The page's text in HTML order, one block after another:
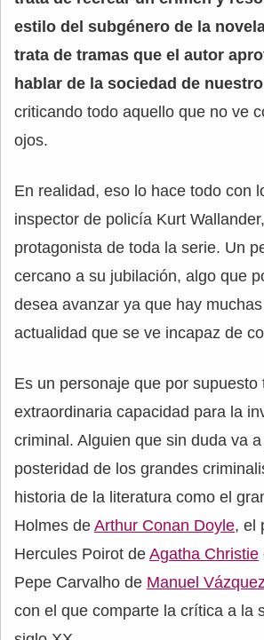
estilo del subgénero de la
trata de tramas que el autor
hablar de la sociedad de
criticando todo aquello que no ve
ojos.
En realidad, eso lo hace todo con
inspector de policía Kurt
protagonista de toda la serie. Un
cercano a su jubilación, algo que
desea avanzar ya que hay
actualidad que se ve incapaz de
Es un personaje que por supuesto
extraordinaria capacidad para la
criminal. Alguien que sin duda va
posteridad de los grandes
historia de la literatura como el
Holmes de Arthur Conan Doyle, el
Hercules Poirot de Agatha Christie
Pepe Carvalho de Manuel
con el que comparte la crítica a la